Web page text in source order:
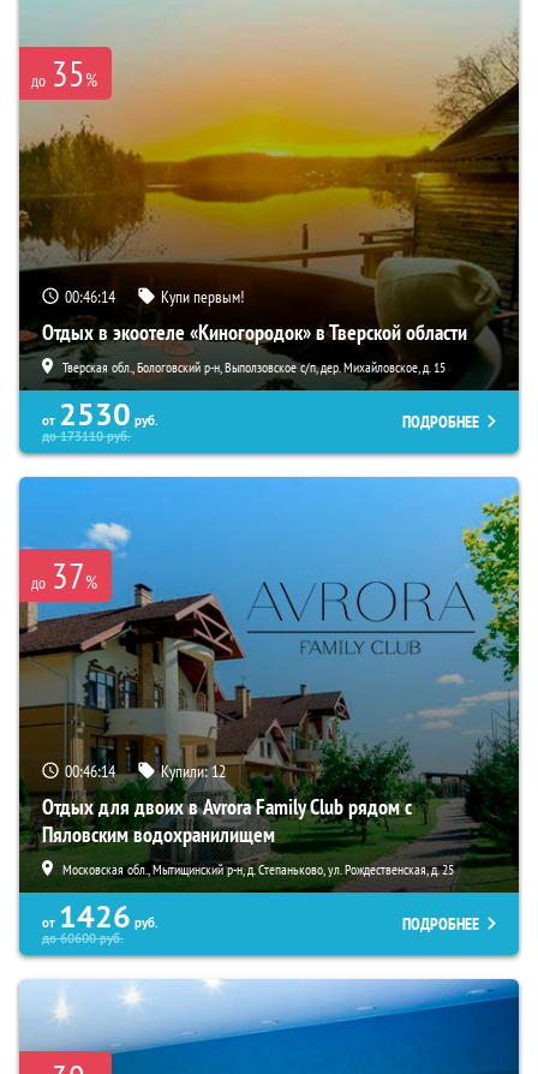
до 35%
00:46:13 Купи первым!
Отдых в экоотеле «Киногородок» в Тверской области
Тверская обл., Бологовский р-н, Выползовское с/п, дер. Михайловское, д. 15
от 2530 руб.
до173110руб.
ПОДРОБНЕЕ
до 37%
00:46:13 Купили:12
Отдых для двоих в Avrora Family Club рядом с
Пяловским водохранилищем
Московская обл., Мытищинский р-н, д. Степаньково, ул. Рождественская, д. 25
от 1426 руб.
до60600руб.
ПОДРОБНЕЕ